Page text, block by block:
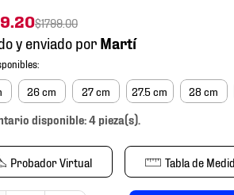
.20$1799.00
y enviado por
26 cm 27 cm 27.5 cm 28 cm
disponible: 4 pieza(s).
Probador Virtual Tabla de